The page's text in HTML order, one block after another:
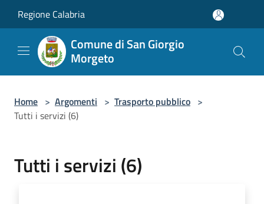
Regione Calabria
Comune di San Giorgio
Morgeto
Home > Argomenti > Trasporto pubblico >
Tutti i servizi (6)
Tutti i servizi (6)